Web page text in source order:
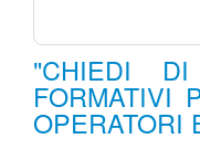
"CHIEDI
FORMATIVI
OPERATORI